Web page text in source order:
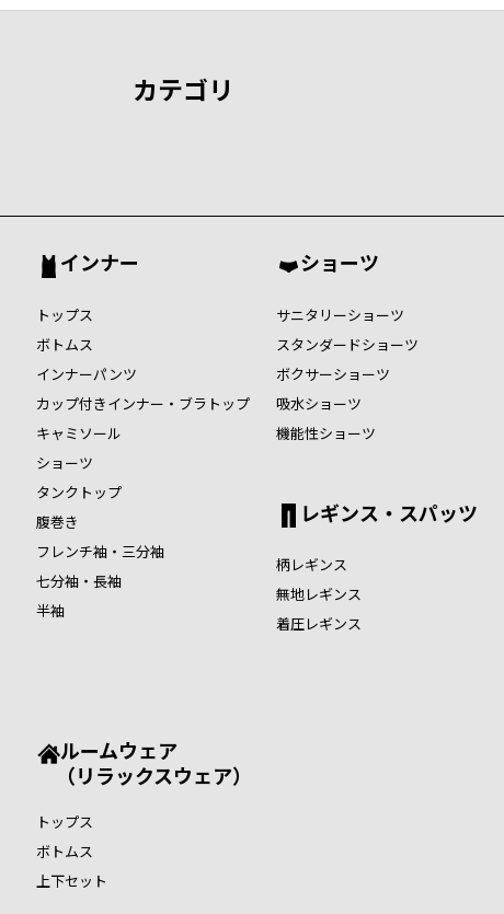
カテゴリ
インナー
トップス
ボトムス
インナーパンツ
カップ付きインナー・ブラトップ
キャミソール
ショーツ
タンクトップ
腹巻き
フレンチ袖・三分袖
七分袖・長袖
半袖
ショーツ
サニタリーショーツ
スタンダードショーツ
ボクサーショーツ
吸水ショーツ
機能性ショーツ
レギンス・スパッツ
柄レギンス
無地レギンス
着圧レギンス
ルームウェア
（リラックスウェア）
トップス
ボトムス
上下セット